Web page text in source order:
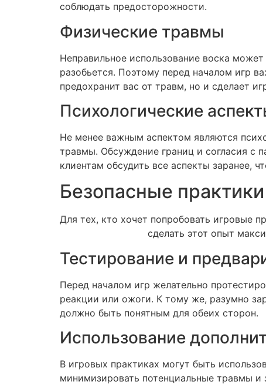
соблюдать предосторожности.
Физические травмы
Неправильное использование воска
разобьется. Поэтому перед началом игр
предохранит вас от травм, но и сделает
Психологические
Не менее важным аспектом являются
травмы. Обсуждение границ и согласия с
клиентам обсудить все аспекты заранее,
Безопасные
Для тех, кто хочет попробовать игровые
сделать этот опыт
Тестирование и
Перед началом игр желательно
реакции или ожоги. К тому же, разумно
должно быть понятным для обеих сторон.
Использование
В игровых практиках могут быть
минимизировать потенциальные травмы и